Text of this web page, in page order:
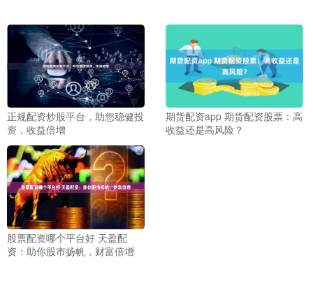
正规配资炒股平台，助您稳健投
资，收益倍增
期货配资app 期货配资股票：高
收益还是高风险？
股票配资哪个平台好 天盈配
资：助你股市扬帆，财富倍增